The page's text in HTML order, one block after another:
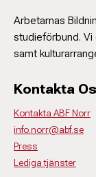
Arbetarnas
studieförbund.
samt
Kontakta
Kontakta ABF Norr
info.norr@abf.se
Press
Lediga tjänster